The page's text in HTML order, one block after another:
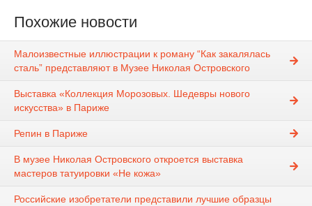
Похожие новости
Малоизвестные иллюстрации к роману “Как закалялась
сталь” представляют в Музее Николая Островского
Выставка «Коллекция Морозовых. Шедевры нового
искусства» в Париже
Репин в Париже
В музее Николая Островского откроется выставка
мастеров татуировки «Не кожа»
Российские изобретатели представили лучшие образцы